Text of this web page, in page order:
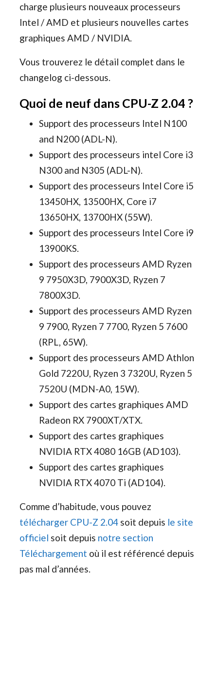
charge plusieurs nouveaux processeurs
Intel / AMD et plusieurs nouvelles cartes
graphiques AMD / NVIDIA.
Vous trouverez le détail complet dans le
changelog ci-dessous.
Quoi de neuf dans CPU-Z 2.04 ?
Support des processeurs Intel N100
and N200 (ADL-N).
Support des processeurs intel Core i3
N300 and N305 (ADL-N).
Support des processeurs Intel Core i5
13450HX, 13500HX, Core i7
13650HX, 13700HX (55W).
Support des processeurs Intel Core i9
13900KS.
Support des processeurs AMD Ryzen
9 7950X3D, 7900X3D, Ryzen 7
7800X3D.
Support des processeurs AMD Ryzen
9 7900, Ryzen 7 7700, Ryzen 5 7600
(RPL, 65W).
Support des processeurs AMD Athlon
Gold 7220U, Ryzen 3 7320U, Ryzen 5
7520U (MDN-A0, 15W).
Support des cartes graphiques AMD
Radeon RX 7900XT/XTX.
Support des cartes graphiques
NVIDIA RTX 4080 16GB (AD103).
Support des cartes graphiques
NVIDIA RTX 4070 Ti (AD104).
Comme d’habitude, vous pouvez
télécharger CPU-Z 2.04 soit depuis le site
officiel soit depuis notre section
Téléchargement où il est référencé depuis
pas mal d’années.